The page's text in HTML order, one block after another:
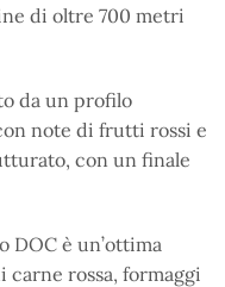
di oltre 700 metri
da un profilo
note di frutti rossi e
con un finale
DOC è un’ottima
rossa, formaggi